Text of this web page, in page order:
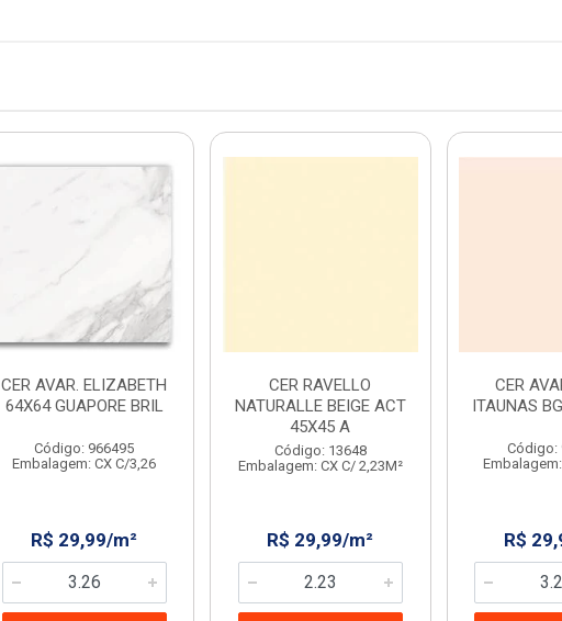
CER AVAR. ELIZABETH
64X64 GUAPORE BRIL
Código: 966495
Embalagem: CX C/3,26
R$ 29,99/m²
CER RAVELLO
NATURALLE BEIGE ACT
45X45 A
Código: 13648
Embalagem: CX C/ 2,23M²
R$ 29,99/m²
CER
ITAUNAS
Código:
R$